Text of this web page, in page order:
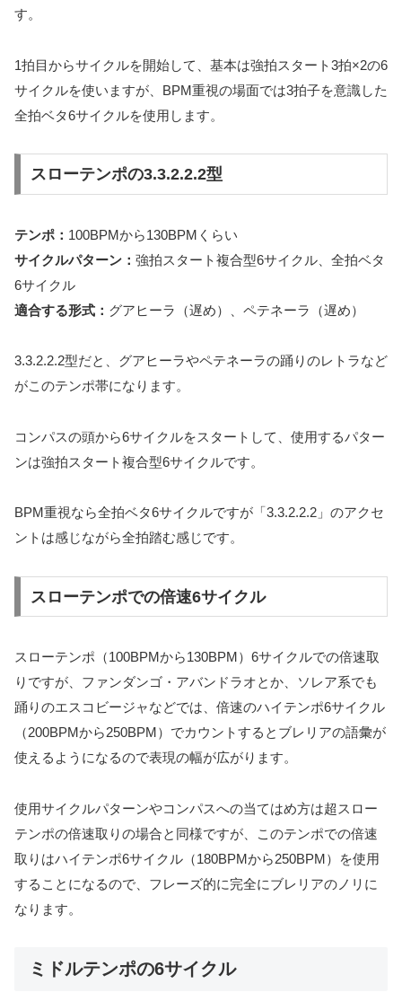
す。
1拍目からサイクルを開始して、基本は強拍スタート3拍×2の6
サイクルを使いますが、BPM重視の場面では3拍子を意識した
全拍ベタ6サイクルを使用します。
スローテンポの3.3.2.2.2型
テンポ： 100BPMから130BPMくらい
サイクルパターン： 強拍スタート複合型6サイクル、全拍ベタ
6サイクル
適合する形式： グアヒーラ（遅め）、ペテネーラ（遅め）
3.3.2.2.2型だと、グアヒーラやペテネーラの踊りのレトラなど
がこのテンポ帯になります。
コンパスの頭から6サイクルをスタートして、使用するパター
ンは強拍スタート複合型6サイクルです。
BPM重視なら全拍ベタ6サイクルですが「3.3.2.2.2」のアクセ
ントは感じながら全拍踏む感じです。
スローテンポでの倍速6サイクル
スローテンポ（100BPMから130BPM）6サイクルでの倍速取
りですが、ファンダンゴ・アバンドラオとか、ソレア系でも
踊りのエスコビージャなどでは、倍速のハイテンポ6サイクル
（200BPMから250BPM）でカウントするとブレリアの語彙が
使えるようになるので表現の幅が広がります。
使用サイクルパターンやコンパスへの当てはめ方は超スロー
テンポの倍速取りの場合と同様ですが、このテンポでの倍速
取りはハイテンポ6サイクル（180BPMから250BPM）を使用
することになるので、フレーズ的に完全にブレリアのノリに
なります。
ミドルテンポの6サイクル